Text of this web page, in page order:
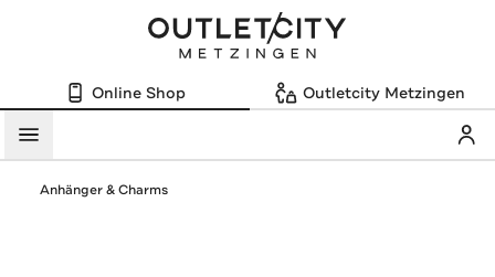
Online Shop Outletcity Metzingen
Menü
Anhänger & Charms